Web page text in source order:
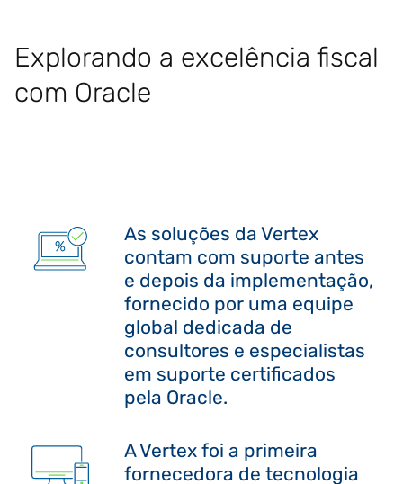
Explorando a excelência fiscal
com Oracle
As soluções da Vertex
contam com suporte antes
e depois da implementação,
fornecido por uma equipe
global dedicada de
consultores e especialistas
em suporte certificados
pela Oracle.
A Vertex foi a primeira
fornecedora de tecnologia